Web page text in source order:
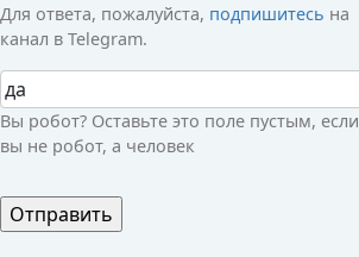
Для ответа, пожалуйста, подпишитесь на
канал в Telegram.
Вы робот?
Вы робот? Оставьте это поле пустым, если
вы не робот, а человек